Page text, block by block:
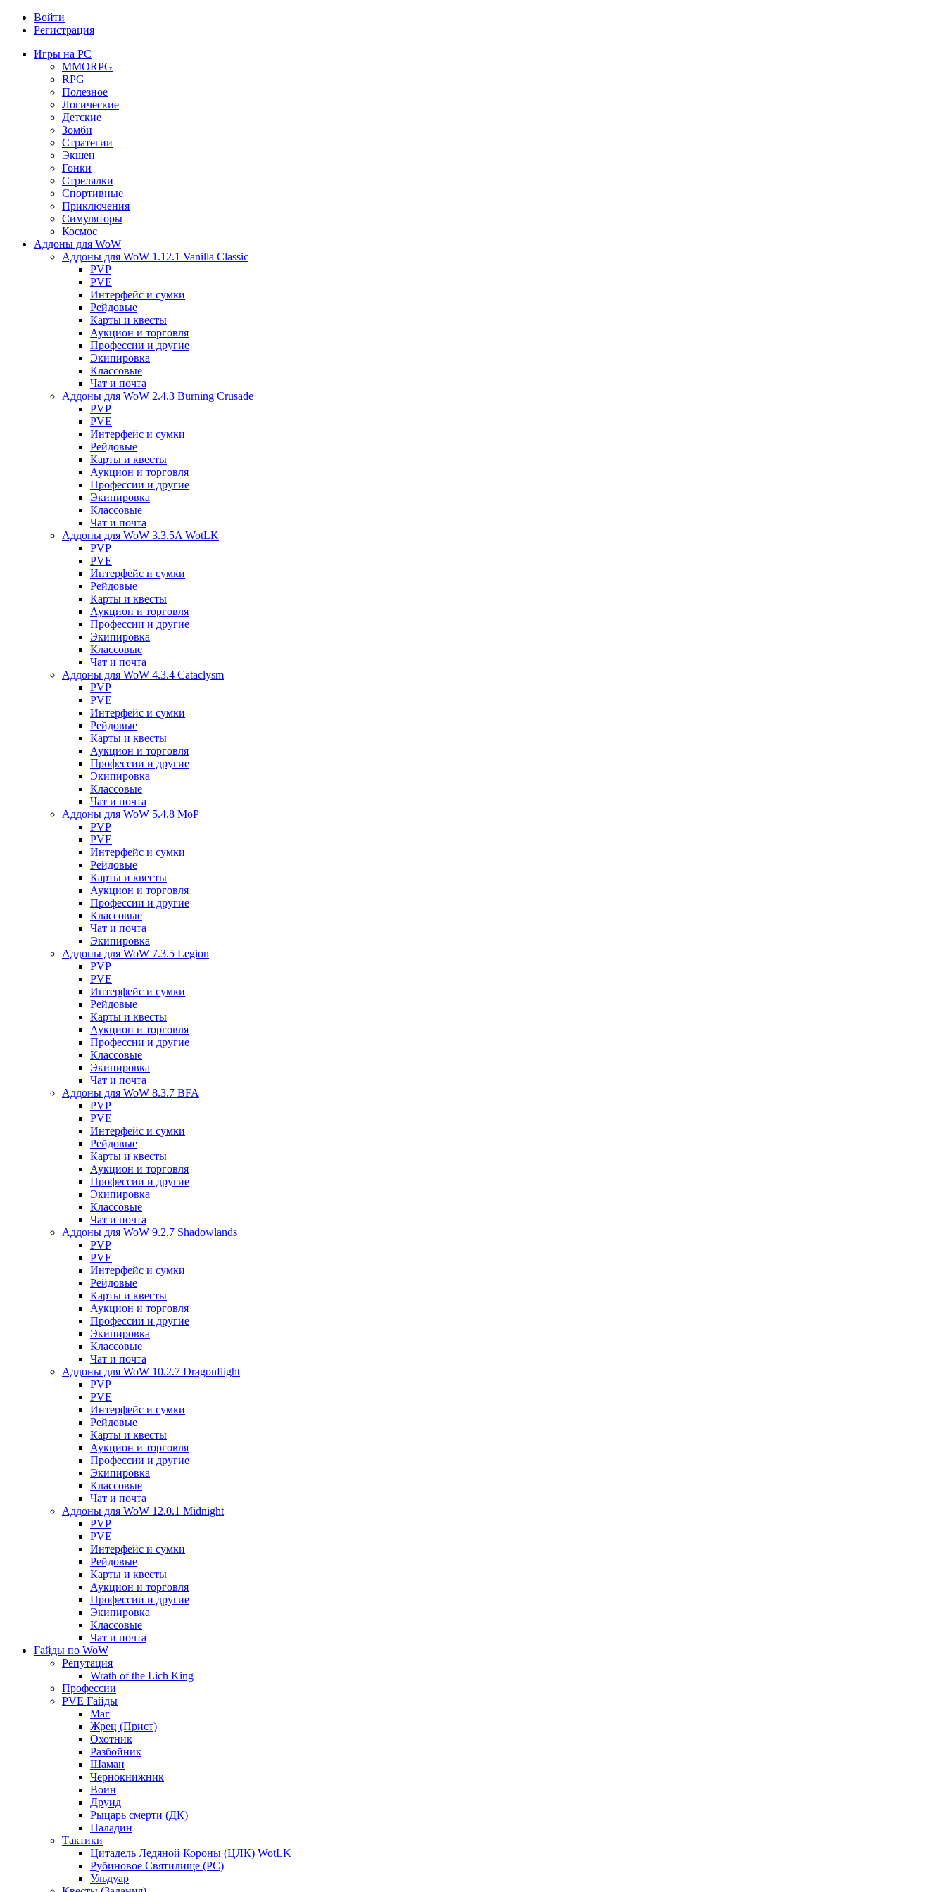
Войти
Регистрация
Игры на PC
MMORPG
RPG
Полезное
Логические
Детские
Зомби
Стратегии
Экшен
Гонки
Стрелялки
Спортивные
Приключения
Симуляторы
Космос
Аддоны для WoW
Аддоны для WoW 1.12.1 Vanilla Classic
PVP
PVE
Интерфейс и сумки
Рейдовые
Карты и квесты
Аукцион и торговля
Профессии и другие
Экипировка
Классовые
Чат и почта
Аддоны для WoW 2.4.3 Burning Crusade
PVP
PVE
Интерфейс и сумки
Рейдовые
Карты и квесты
Аукцион и торговля
Профессии и другие
Экипировка
Классовые
Чат и почта
Аддоны для WoW 3.3.5A WotLK
PVP
PVE
Интерфейс и сумки
Рейдовые
Карты и квесты
Аукцион и торговля
Профессии и другие
Экипировка
Классовые
Чат и почта
Аддоны для WoW 4.3.4 Cataclysm
PVP
PVE
Интерфейс и сумки
Рейдовые
Карты и квесты
Аукцион и торговля
Профессии и другие
Экипировка
Классовые
Чат и почта
Аддоны для WoW 5.4.8 MoP
PVP
PVE
Интерфейс и сумки
Рейдовые
Карты и квесты
Аукцион и торговля
Профессии и другие
Классовые
Чат и почта
Экипировка
Аддоны для WoW 7.3.5 Legion
PVP
PVE
Интерфейс и сумки
Рейдовые
Карты и квесты
Аукцион и торговля
Профессии и другие
Классовые
Экипировка
Чат и почта
Аддоны для WoW 8.3.7 BFA
PVP
PVE
Интерфейс и сумки
Рейдовые
Карты и квесты
Аукцион и торговля
Профессии и другие
Экипировка
Классовые
Чат и почта
Аддоны для WoW 9.2.7 Shadowlands
PVP
PVE
Интерфейс и сумки
Рейдовые
Карты и квесты
Аукцион и торговля
Профессии и другие
Экипировка
Классовые
Чат и почта
Аддоны для WoW 10.2.7 Dragonflight
PVP
PVE
Интерфейс и сумки
Рейдовые
Карты и квесты
Аукцион и торговля
Профессии и другие
Экипировка
Классовые
Чат и почта
Аддоны для WoW 12.0.1 Midnight
PVP
PVE
Интерфейс и сумки
Рейдовые
Карты и квесты
Аукцион и торговля
Профессии и другие
Экипировка
Классовые
Чат и почта
Гайды по WoW
Репутация
Wrath of the Lich King
Профессии
PVE Гайды
Маг
Жрец (Прист)
Охотник
Разбойник
Шаман
Чернокнижник
Воин
Друид
Рыцарь смерти (ДК)
Паладин
Тактики
Цитадель Ледяной Короны (ЦЛК) WotLK
Рубиновое Святилище (РС)
Ульдуар